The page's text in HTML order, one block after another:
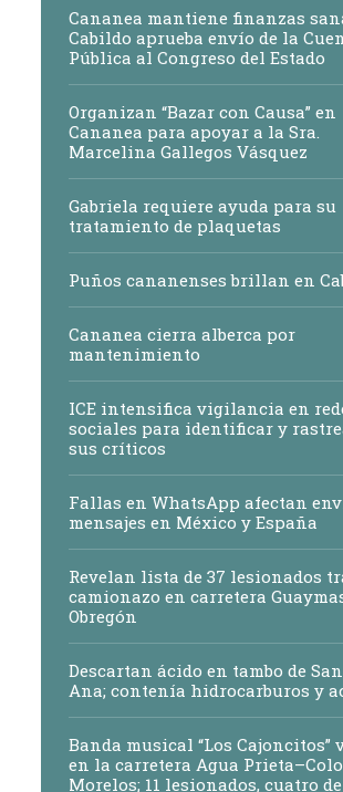
Cananea mantiene finanzas
Cabildo aprueba envío de la
Pública al Congreso del Estado
Organizan “Bazar con Causa” en
Cananea para apoyar a la Sra.
Marcelina Gallegos Vásquez
Gabriela requiere ayuda para su
tratamiento de plaquetas
Puños cananenses brillan en
Cananea cierra alberca por
mantenimiento
ICE intensifica vigilancia en
sociales para identificar y
sus críticos
Fallas en WhatsApp afectan
mensajes en México y España
Revelan lista de 37 lesionados
camionazo en carretera
Obregón
Descartan ácido en tambo de
Ana; contenía hidrocarburos y
Banda musical “Los Cajoncitos”
en la carretera Agua
Morelos; 11 lesionados, cuatro